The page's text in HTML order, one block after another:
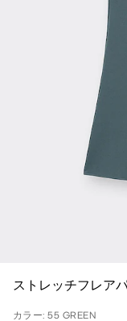
ストレッチフレア
カラー: 55 GREEN